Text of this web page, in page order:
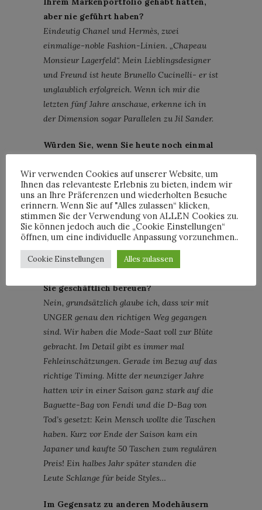
aber nie geführt haben?
Eindeutig Chanel und Hermès, zwei
einmalige-noble Fashion-Linien. „Chapeau
Monsieur Lagerfeld“. Mein Lieblingsdesigner
und Freund ist heute Brunello Cucinelli- er ist
unglaublich erfolgreich. Wenn ich mir die
letzten fünf Jahre anschaue, erkenne ich in
der Dimension sogar Parallelen zu Jil Sander.
Würden Sie, wenn Sie heute noch einmal
Textilgeschäft von Ihren Eltern zu
übernehmen (dementsprechend jung), es
noch einmal tun?
Die Antwort lautet sofort ja!
Gibt es etwas, was Sie grundlegend
anders machen würden, als Sie es in ihrer
Sie geschäftlich bereuen?
Nein, grundsätzlich glaube ich, dass wir mit
UNGER genau den richtigen Weg gegangen
sind. Wir haben die Mode-Saat voll zur Blüte
gebracht. Im Detail gibt es immer mal
Fehleinschätzungen. Gerade im Bezug auf das
richtige Timing. Mitte der neunziger Jahre
hatten wir in einer Saison ganz stark auf die
Baguette-Bag von Fendi und die D-Bag von
Tod’s gesetzt: Kein Mensch wollte die Taschen
haben. Kurz vor Ende der Saison kam ein
Japaner und kaufte 50 Taschen zum regulären
Preis! Ein halbes Jahr später standen die
Leute Schlange für beide Styles…
Im Gegensatz zu anderen Modehäusern
Wir verwenden Cookies auf unserer Website, um
Ihnen das relevanteste Erlebnis zu bieten, indem wir
uns an Ihre Präferenzen und wiederholten Besuche
erinnern. Wenn Sie auf "Alles zulassen“ klicken,
stimmen Sie der Verwendung von ALLEN Cookies zu.
Sie können jedoch auch die „Cookie Einstellungen“
öffnen, um eine individuelle Anpassung vorzunehmen..
Cookie Einstellungen Alles zulassen